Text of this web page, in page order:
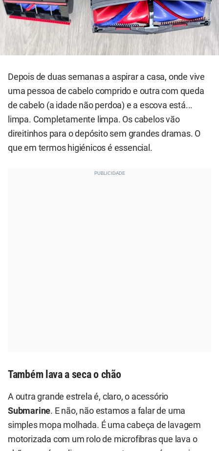
Depois de duas semanas a aspirar a casa, onde vive
uma pessoa de cabelo comprido e outra com queda
de cabelo (a idade não perdoa) e a escova está...
limpa. Completamente limpa. Os cabelos vão
direitinhos para o depósito sem grandes dramas. O
que em termos higiénicos é essencial.
Também lava a seca o chão
A outra grande estrela é, claro, o acessório
Submarine. E não, não estamos a falar de uma
simples mopa molhada. É uma cabeça de lavagem
motorizada com um rolo de microfibras que lava o